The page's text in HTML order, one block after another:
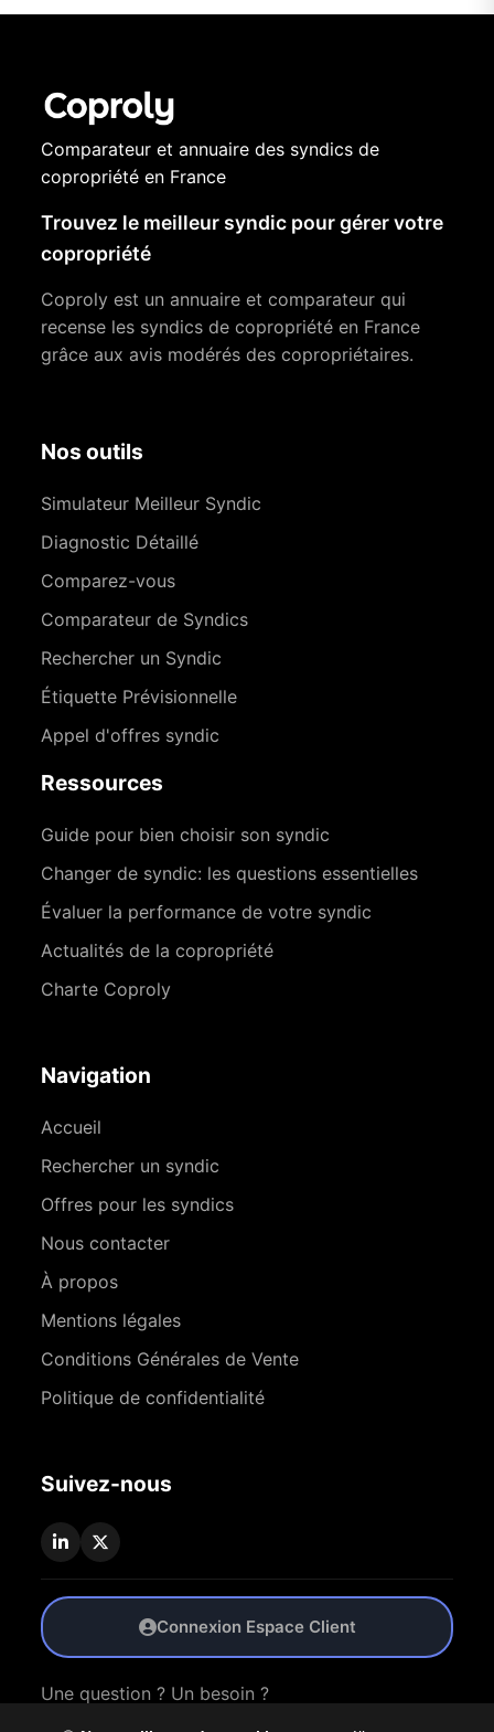
Comparateur et annuaire des syndics de
copropriété en France
Trouvez le meilleur syndic pour gérer votre
copropriété
Coproly est un annuaire et comparateur qui
recense les syndics de copropriété en France
grâce aux avis modérés des copropriétaires.
Nos outils
Simulateur Meilleur Syndic
Diagnostic Détaillé
Comparez-vous
Comparateur de Syndics
Rechercher un Syndic
Étiquette Prévisionnelle
Appel d'offres syndic
Ressources
Guide pour bien choisir son syndic
Changer de syndic: les questions essentielles
Évaluer la performance de votre syndic
Actualités de la copropriété
Charte Coproly
Navigation
Accueil
Rechercher un syndic
Offres pour les syndics
Nous contacter
À propos
Mentions légales
Conditions Générales de Vente
Politique de confidentialité
Suivez-nous
Connexion Espace Client
Une question ? Un besoin ?